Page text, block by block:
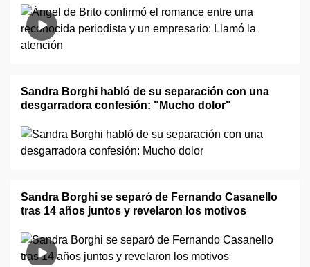
Sandra Borghi habló de su separación con una
desgarradora confesión: "Mucho dolor"
Sandra Borghi se separó de Fernando Casanello
tras 14 años juntos y revelaron los motivos